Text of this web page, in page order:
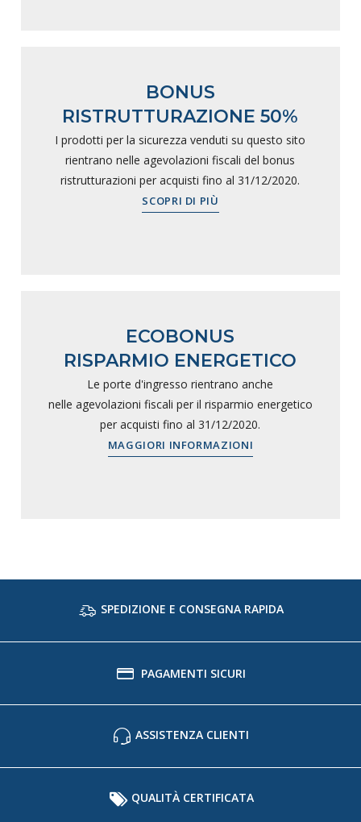
BONUS
RISTRUTTURAZIONE 50%
I prodotti per la sicurezza venduti su questo sito
rientrano nelle agevolazioni fiscali del bonus
ristrutturazioni per acquisti fino al 31/12/2020.
SCOPRI DI PIÙ
ECOBONUS
RISPARMIO ENERGETICO
Le porte d'ingresso rientrano anche
nelle agevolazioni fiscali per il risparmio energetico
per acquisti fino al 31/12/2020.
MAGGIORI INFORMAZIONI
SPEDIZIONE E CONSEGNA RAPIDA
PAGAMENTI SICURI
ASSISTENZA CLIENTI
QUALITÀ CERTIFICATA